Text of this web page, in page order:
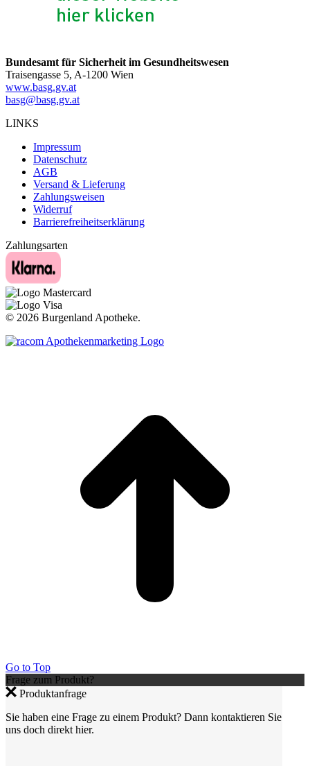
Bundesamt für Sicherheit im Gesundheitswesen
Traisengasse 5, A-1200 Wien
www.basg.gv.at
basg@basg.gv.at
LINKS
Impressum
Datenschutz
AGB
Versand & Lieferung
Zahlungsweisen
Widerruf
Barrierefreiheitserklärung
Zahlungsarten
© 2026 Burgenland Apotheke.
Go to Top
Frage zum Produkt?
Produktanfrage
Sie haben eine Frage zu einem Produkt? Dann kontaktieren Sie
uns doch direkt hier.